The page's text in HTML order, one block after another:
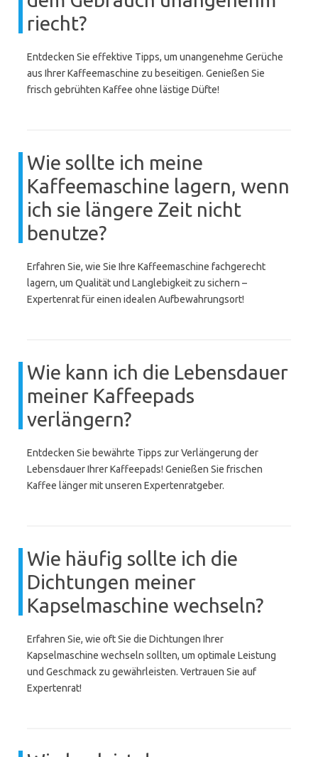
riecht?
Entdecken Sie effektive Tipps, um unangenehme Gerüche
aus Ihrer Kaffeemaschine zu beseitigen. Genießen Sie
frisch gebrühten Kaffee ohne lästige Düfte!
Wie sollte ich meine
Kaffeemaschine lagern, wenn
ich sie längere Zeit nicht
benutze?
Erfahren Sie, wie Sie Ihre Kaffeemaschine fachgerecht
lagern, um Qualität und Langlebigkeit zu sichern –
Expertenrat für einen idealen Aufbewahrungsort!
Wie kann ich die Lebensdauer
meiner Kaffeepads
verlängern?
Entdecken Sie bewährte Tipps zur Verlängerung der
Lebensdauer Ihrer Kaffeepads! Genießen Sie frischen
Kaffee länger mit unseren Expertenratgeber.
Wie häufig sollte ich die
Dichtungen meiner
Kapselmaschine wechseln?
Erfahren Sie, wie oft Sie die Dichtungen Ihrer
Kapselmaschine wechseln sollten, um optimale Leistung
und Geschmack zu gewährleisten. Vertrauen Sie auf
Expertenrat!